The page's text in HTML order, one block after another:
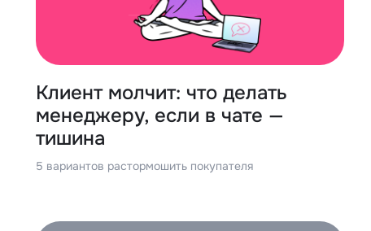
Клиент молчит: что делать
менеджеру, если в чате —
тишина
5 вариантов растормошить покупателя